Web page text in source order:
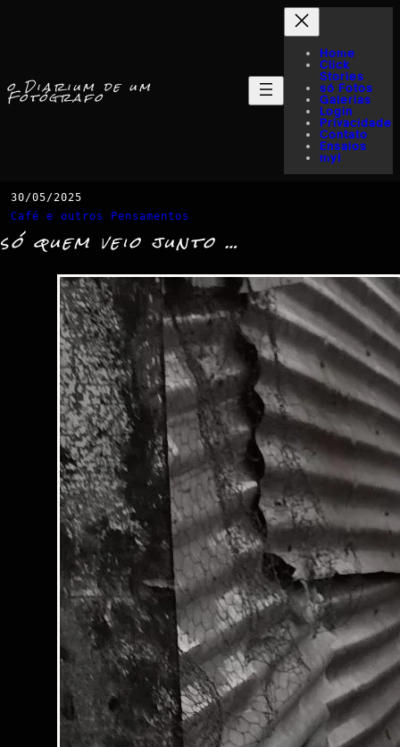
o Diarium de um
Fotógrafo
Home
Click
Stories
só Fotos
Galerias
Login
Privacidade
Contato
Ensaios
myI
30/05/2025
Café e outros Pensamentos
só quem veio junto …